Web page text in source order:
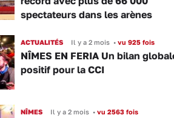
spectateurs dans les arènes
ACTUALITÉS Il y a 2 mois •vu 925 fois
NÎMES EN FERIA Un bilan
positif pour la CCI
NÎMES Il y a 2 mois •vu 2563 fois